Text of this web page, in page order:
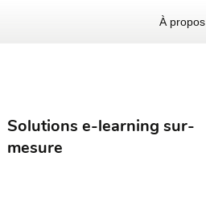
À propos
Solutions e-learning sur-
mesure